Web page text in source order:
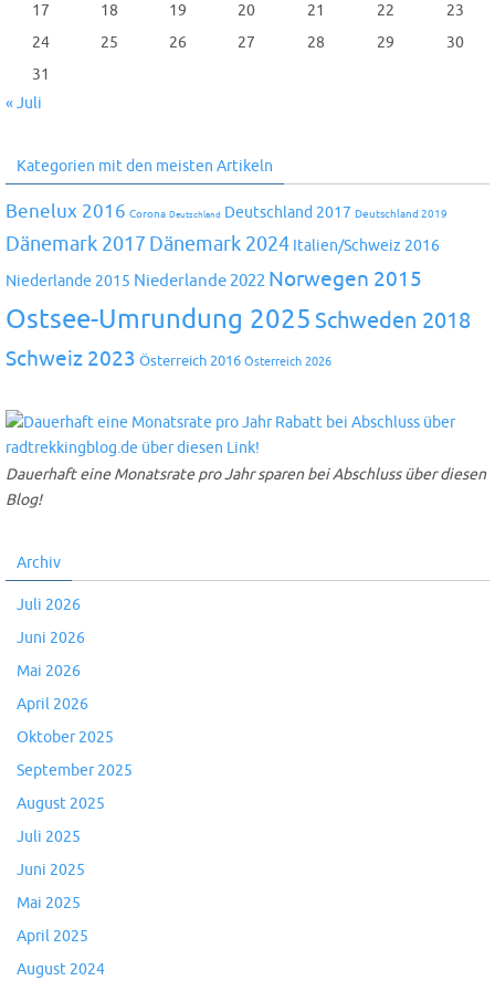
17
18 19 20 21 22
23
24
25 26 27 28 29
30
31
« Juli
Kategorien mit den meisten Artikeln
Benelux 2016 Corona Deutschland Deutschland 2017 Deutschland 2019
Dänemark 2017 Dänemark 2024 Italien/Schweiz 2016
Niederlande 2015 Niederlande 2022 Norwegen 2015
Ostsee-Umrundung 2025 Schweden 2018
Schweiz 2023 Österreich 2016 Österreich 2026
Dauerhaft eine Monatsrate pro Jahr sparen bei Abschluss über diesen
Blog!
Archiv
Juli 2026
Juni 2026
Mai 2026
April 2026
Oktober 2025
September 2025
August 2025
Juli 2025
Juni 2025
Mai 2025
April 2025
August 2024